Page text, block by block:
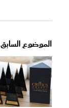
الموضوع السابق